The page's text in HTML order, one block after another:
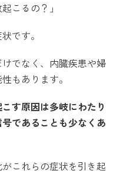
こるの？」
です。
でなく、内臓疾患や婦
もあります。
す原因は多岐にわたり
であることも少なくあ
これらの症状を引き起